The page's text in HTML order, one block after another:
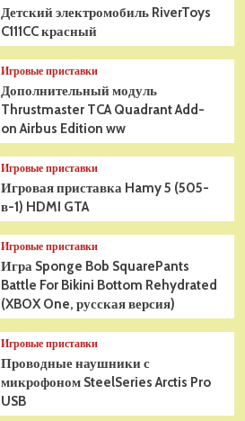
Детский электромобиль RiverToys
C111CC красный
Игровые приставки
Дополнительный модуль
Thrustmaster TCA Quadrant Add-
on Airbus Edition ww
Игровые приставки
Игровая приставка Hamy 5 (505-
в-1) HDMI GTA
Игровые приставки
Игра Sponge Bob SquarePants
Battle For Bikini Bottom Rehydrated
(XBOX One, русская версия)
Игровые приставки
Проводные наушники с
микрофоном SteelSeries Arctis Pro
USB